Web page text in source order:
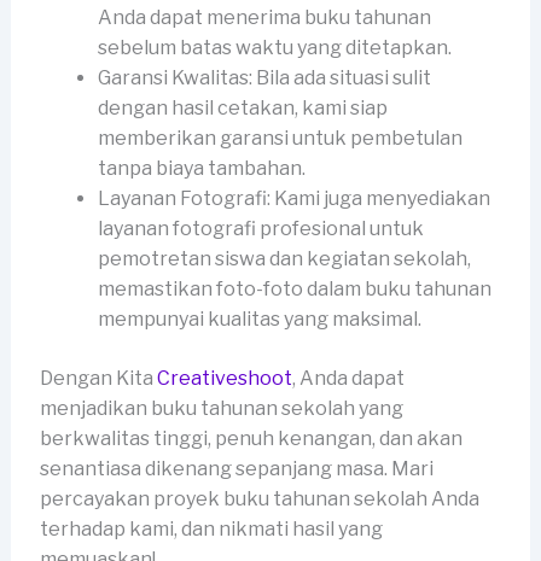
Anda dapat menerima buku tahunan
sebelum batas waktu yang ditetapkan.
Garansi Kwalitas: Bila ada situasi sulit
dengan hasil cetakan, kami siap
memberikan garansi untuk pembetulan
tanpa biaya tambahan.
Layanan Fotografi: Kami juga menyediakan
layanan fotografi profesional untuk
pemotretan siswa dan kegiatan sekolah,
memastikan foto-foto dalam buku tahunan
mempunyai kualitas yang maksimal.
Dengan Kita Creativeshoot, Anda dapat
menjadikan buku tahunan sekolah yang
berkwalitas tinggi, penuh kenangan, dan akan
senantiasa dikenang sepanjang masa. Mari
percayakan proyek buku tahunan sekolah Anda
terhadap kami, dan nikmati hasil yang